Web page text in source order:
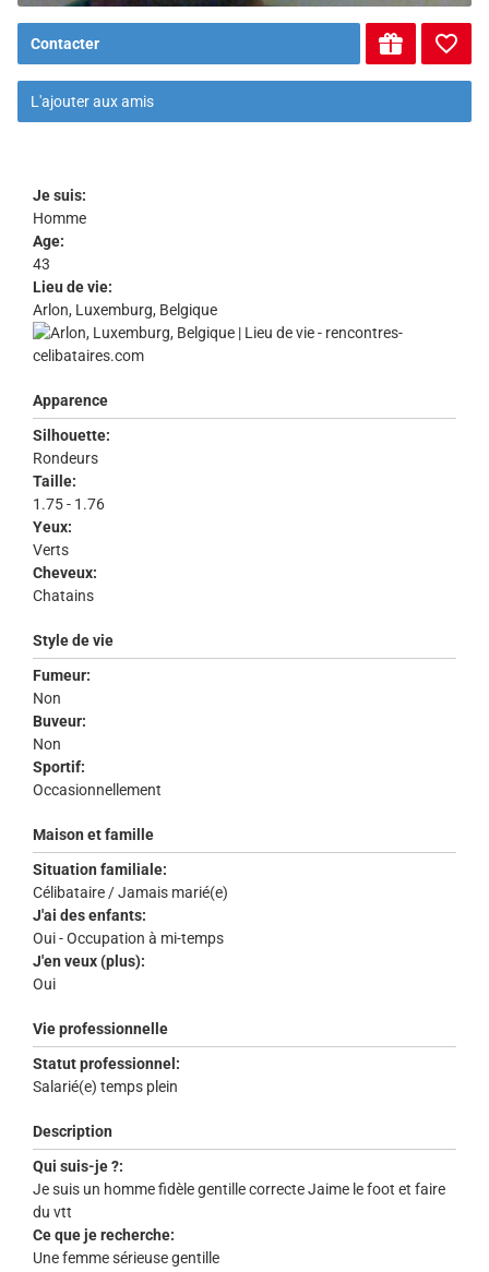
Contacter
L'ajouter aux amis
Je suis:
Homme
Age:
43
Lieu de vie:
Arlon, Luxemburg, Belgique
Apparence
Silhouette:
Rondeurs
Taille:
1.75 - 1.76
Yeux:
Verts
Cheveux:
Chatains
Style de vie
Fumeur:
Non
Buveur:
Non
Sportif:
Occasionnellement
Maison et famille
Situation familiale:
Célibataire / Jamais marié(e)
J'ai des enfants:
Oui - Occupation à mi-temps
J'en veux (plus):
Oui
Vie professionnelle
Statut professionnel:
Salarié(e) temps plein
Description
Qui suis-je ?:
Je suis un homme fidèle gentille correcte Jaime le foot et faire
du vtt
Ce que je recherche:
Une femme sérieuse gentille